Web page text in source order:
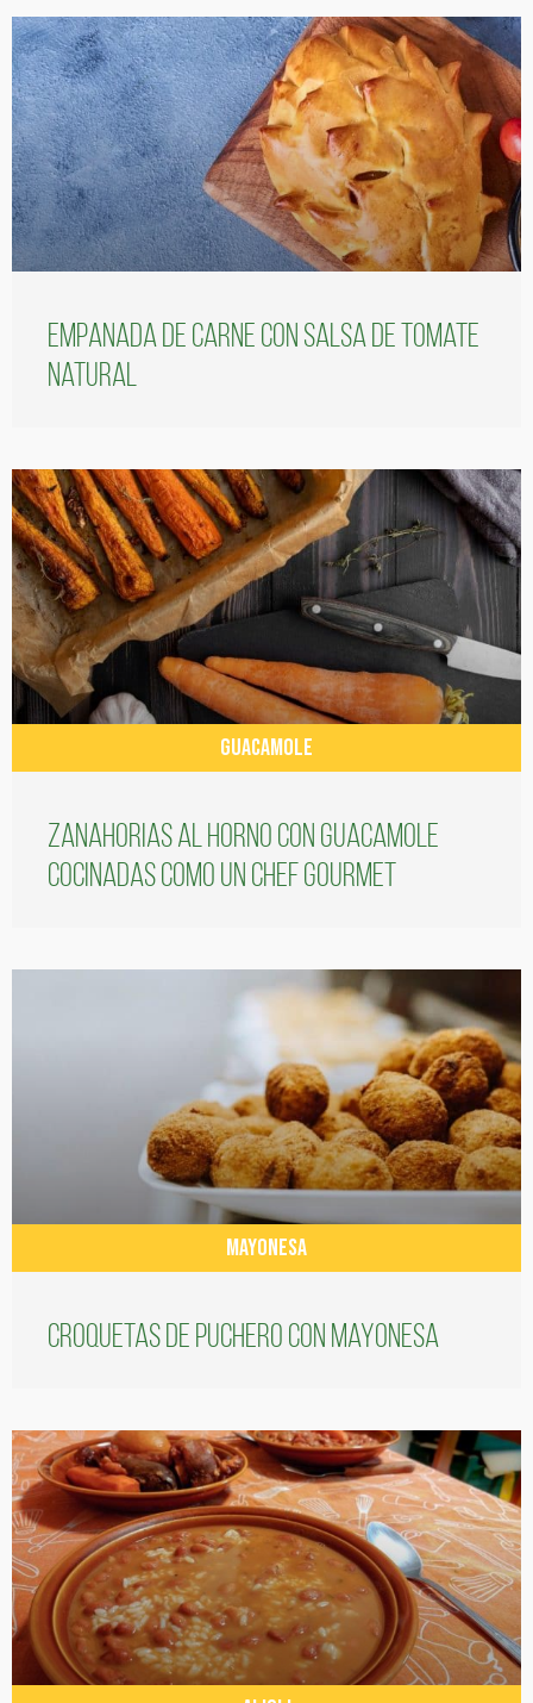
Empanada de carne con salsa de tomate
natural
GUACAMOLE
Zanahorias al horno con guacamole
cocinadas como un chef gourmet
MAYONESA
Croquetas de puchero con Mayonesa